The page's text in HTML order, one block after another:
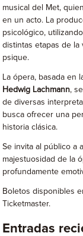
musical del Met,
en un acto. La
psicológico,
distintas etapas de la
psique.
La ópera, basada en
Hedwig Lachmann,
de diversas
busca ofrecer una
historia clásica.
Se invita al público a
majestuosidad de la
profundamente
Boletos disponibles
Ticketmaster.
Entradas